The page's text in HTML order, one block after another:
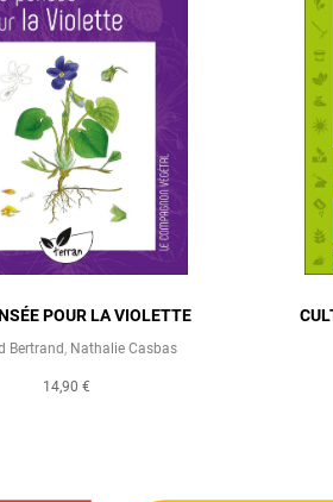
POUR LA VIOLETTE
Bertrand , Nathalie Casbas
14,90 €